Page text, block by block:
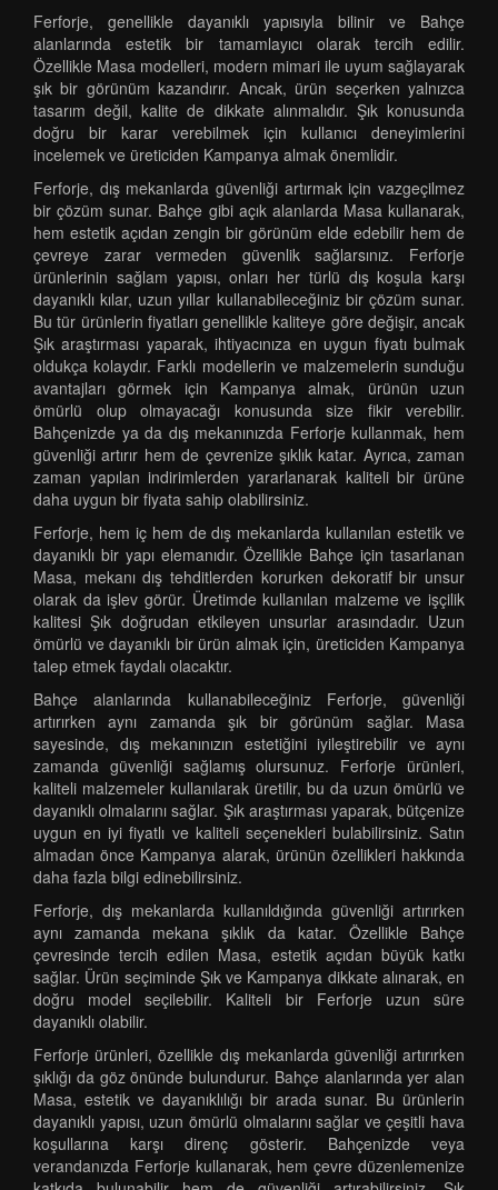
Ferforje, genellikle dayanıklı yapısıyla bilinir ve Bahçe
alanlarında estetik bir tamamlayıcı olarak tercih edilir.
Özellikle Masa modelleri, modern mimari ile uyum sağlayarak
şık bir görünüm kazandırır. Ancak, ürün seçerken yalnızca
tasarım değil, kalite de dikkate alınmalıdır. Şık konusunda
doğru bir karar verebilmek için kullanıcı deneyimlerini
incelemek ve üreticiden Kampanya almak önemlidir.
Ferforje, dış mekanlarda güvenliği artırmak için vazgeçilmez
bir çözüm sunar. Bahçe gibi açık alanlarda Masa kullanarak,
hem estetik açıdan zengin bir görünüm elde edebilir hem de
çevreye zarar vermeden güvenlik sağlarsınız. Ferforje
ürünlerinin sağlam yapısı, onları her türlü dış koşula karşı
dayanıklı kılar, uzun yıllar kullanabileceğiniz bir çözüm sunar.
Bu tür ürünlerin fiyatları genellikle kaliteye göre değişir, ancak
Şık araştırması yaparak, ihtiyacınıza en uygun fiyatı bulmak
oldukça kolaydır. Farklı modellerin ve malzemelerin sunduğu
avantajları görmek için Kampanya almak, ürünün uzun
ömürlü olup olmayacağı konusunda size fikir verebilir.
Bahçenizde ya da dış mekanınızda Ferforje kullanmak, hem
güvenliği artırır hem de çevrenize şıklık katar. Ayrıca, zaman
zaman yapılan indirimlerden yararlanarak kaliteli bir ürüne
daha uygun bir fiyata sahip olabilirsiniz.
Ferforje, hem iç hem de dış mekanlarda kullanılan estetik ve
dayanıklı bir yapı elemanıdır. Özellikle Bahçe için tasarlanan
Masa, mekanı dış tehditlerden korurken dekoratif bir unsur
olarak da işlev görür. Üretimde kullanılan malzeme ve işçilik
kalitesi Şık doğrudan etkileyen unsurlar arasındadır. Uzun
ömürlü ve dayanıklı bir ürün almak için, üreticiden Kampanya
talep etmek faydalı olacaktır.
Bahçe alanlarında kullanabileceğiniz Ferforje, güvenliği
artırırken aynı zamanda şık bir görünüm sağlar. Masa
sayesinde, dış mekanınızın estetiğini iyileştirebilir ve aynı
zamanda güvenliği sağlamış olursunuz. Ferforje ürünleri,
kaliteli malzemeler kullanılarak üretilir, bu da uzun ömürlü ve
dayanıklı olmalarını sağlar. Şık araştırması yaparak, bütçenize
uygun en iyi fiyatlı ve kaliteli seçenekleri bulabilirsiniz. Satın
almadan önce Kampanya alarak, ürünün özellikleri hakkında
daha fazla bilgi edinebilirsiniz.
Ferforje, dış mekanlarda kullanıldığında güvenliği artırırken
aynı zamanda mekana şıklık da katar. Özellikle Bahçe
çevresinde tercih edilen Masa, estetik açıdan büyük katkı
sağlar. Ürün seçiminde Şık ve Kampanya dikkate alınarak, en
doğru model seçilebilir. Kaliteli bir Ferforje uzun süre
dayanıklı olabilir.
Ferforje ürünleri, özellikle dış mekanlarda güvenliği artırırken
şıklığı da göz önünde bulundurur. Bahçe alanlarında yer alan
Masa, estetik ve dayanıklılığı bir arada sunar. Bu ürünlerin
dayanıklı yapısı, uzun ömürlü olmalarını sağlar ve çeşitli hava
koşullarına karşı direnç gösterir. Bahçenizde veya
verandanızda Ferforje kullanarak, hem çevre düzenlemenize